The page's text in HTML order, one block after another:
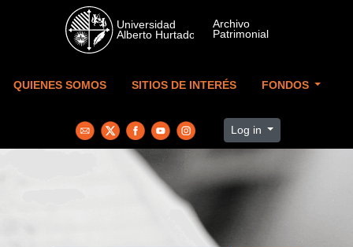
Skip to main content
QUIENES SOMOS SITIOS DE INTERÉS FONDOS
Log in